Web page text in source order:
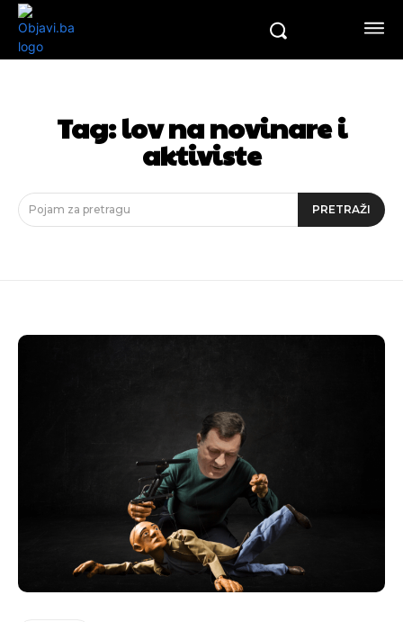
Tag:lov na novinare i
aktiviste
Pojam za pretragu PRETRAŽI